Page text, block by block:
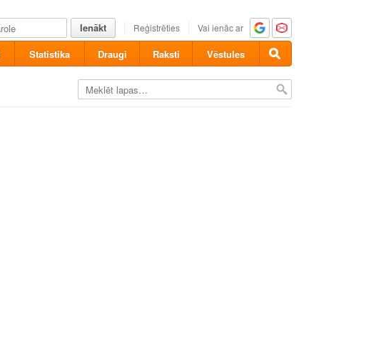
Ienākt Reģistrēties Vai ienāc ar
Statistika Draugi Raksti Vēstules